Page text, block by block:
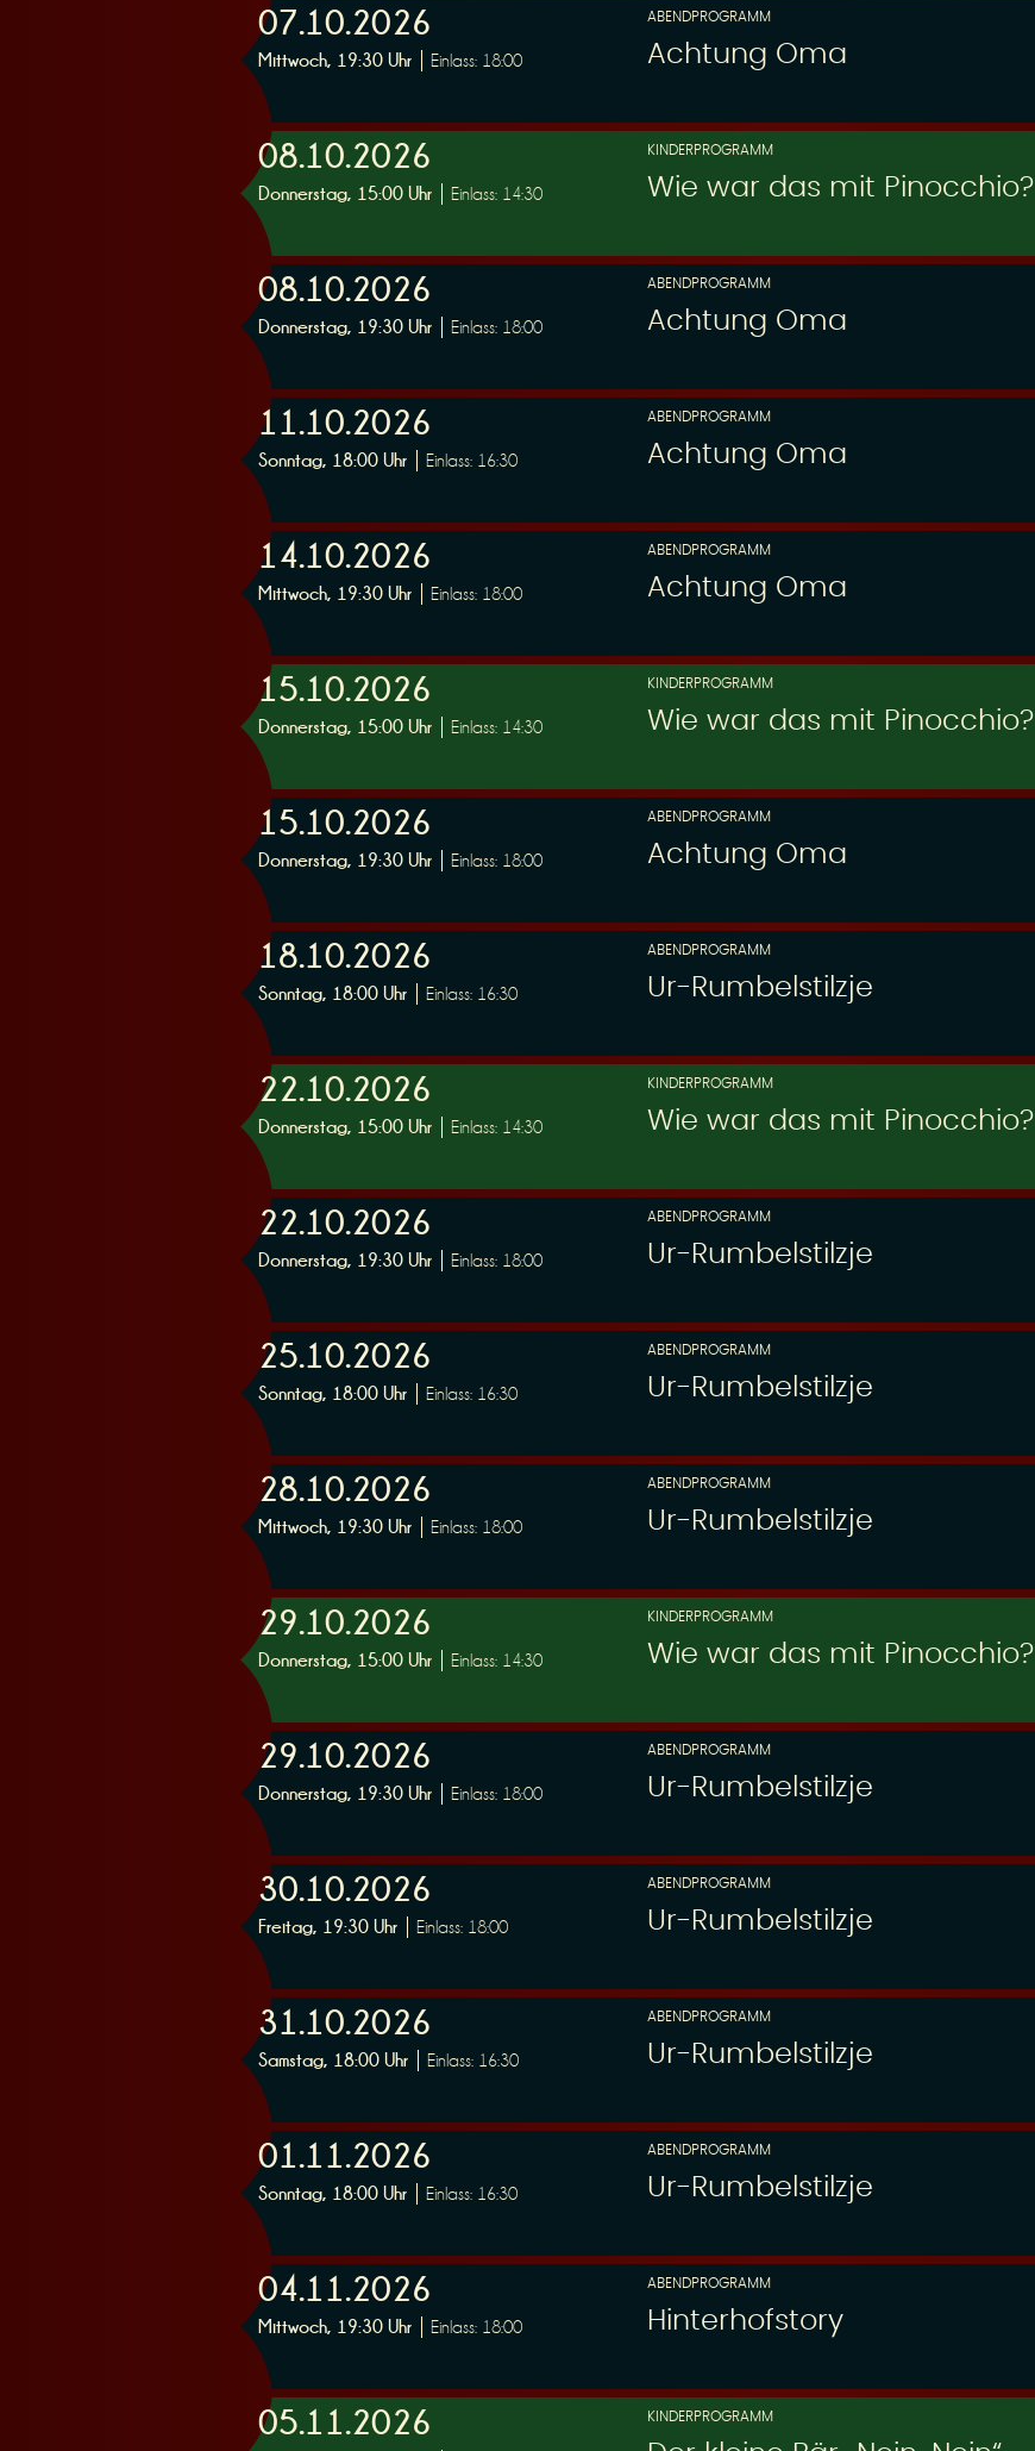
07.10.2026
Mittwoch, 19:30 Uhr Einlass: 18:00
ABENDPROGRAMM
Achtung Oma
08.10.2026
Donnerstag, 15:00 Uhr Einlass: 14:30
KINDERPROGRAMM
Wie war das mit Pinocchio?
08.10.2026
Donnerstag, 19:30 Uhr Einlass: 18:00
ABENDPROGRAMM
Achtung Oma
11.10.2026
Sonntag, 18:00 Uhr Einlass: 16:30
ABENDPROGRAMM
Achtung Oma
14.10.2026
Mittwoch, 19:30 Uhr Einlass: 18:00
ABENDPROGRAMM
Achtung Oma
15.10.2026
Donnerstag, 15:00 Uhr Einlass: 14:30
KINDERPROGRAMM
Wie war das mit Pinocchio?
15.10.2026
Donnerstag, 19:30 Uhr Einlass: 18:00
ABENDPROGRAMM
Achtung Oma
18.10.2026
Sonntag, 18:00 Uhr Einlass: 16:30
ABENDPROGRAMM
Ur-Rumbelstilzje
22.10.2026
Donnerstag, 15:00 Uhr Einlass: 14:30
KINDERPROGRAMM
Wie war das mit Pinocchio?
22.10.2026
Donnerstag, 19:30 Uhr Einlass: 18:00
ABENDPROGRAMM
Ur-Rumbelstilzje
25.10.2026
Sonntag, 18:00 Uhr Einlass: 16:30
ABENDPROGRAMM
Ur-Rumbelstilzje
28.10.2026
Mittwoch, 19:30 Uhr Einlass: 18:00
ABENDPROGRAMM
Ur-Rumbelstilzje
29.10.2026
Donnerstag, 15:00 Uhr Einlass: 14:30
KINDERPROGRAMM
Wie war das mit Pinocchio?
29.10.2026
Donnerstag, 19:30 Uhr Einlass: 18:00
ABENDPROGRAMM
Ur-Rumbelstilzje
30.10.2026
Freitag, 19:30 Uhr Einlass: 18:00
ABENDPROGRAMM
Ur-Rumbelstilzje
31.10.2026
Samstag, 18:00 Uhr Einlass: 16:30
ABENDPROGRAMM
Ur-Rumbelstilzje
01.11.2026
Sonntag, 18:00 Uhr Einlass: 16:30
ABENDPROGRAMM
Ur-Rumbelstilzje
04.11.2026
Mittwoch, 19:30 Uhr Einlass: 18:00
ABENDPROGRAMM
Hinterhofstory
05.11.2026 KINDERPROGRAMM